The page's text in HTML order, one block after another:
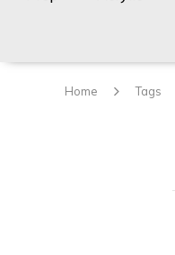
Home Tags